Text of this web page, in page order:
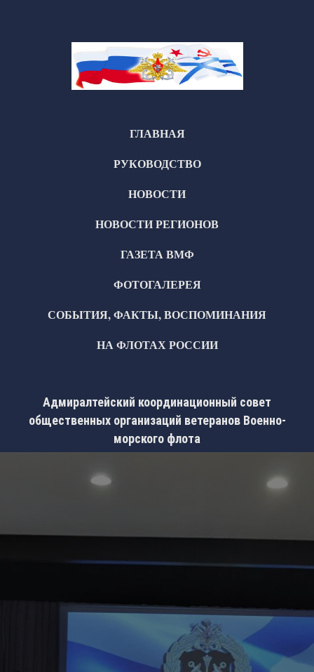
ГЛАВНАЯ
РУКОВОДСТВО
НОВОСТИ
НОВОСТИ РЕГИОНОВ
ГАЗЕТА ВМФ
ФОТОГАЛЕРЕЯ
СОБЫТИЯ, ФАКТЫ, ВОСПОМИНАНИЯ
НА ФЛОТАХ РОССИИ
Адмиралтейский координационный совет
общественных организаций ветеранов Военно-
морского флота